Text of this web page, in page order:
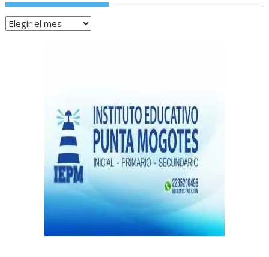
Archivos